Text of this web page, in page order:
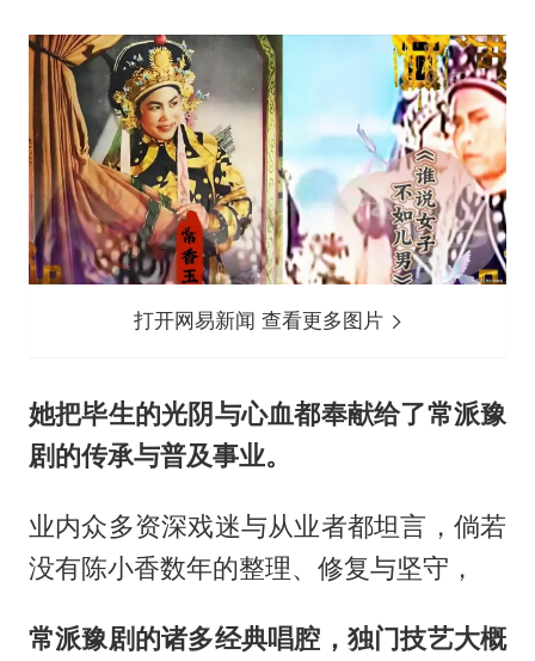
打开网易新闻 查看更多图片
她把毕生的光阴与心血都奉献给了常派豫
剧的传承与普及事业。
业内众多资深戏迷与从业者都坦言，倘若
没有陈小香数年的整理、修复与坚守，
常派豫剧的诸多经典唱腔，独门技艺大概